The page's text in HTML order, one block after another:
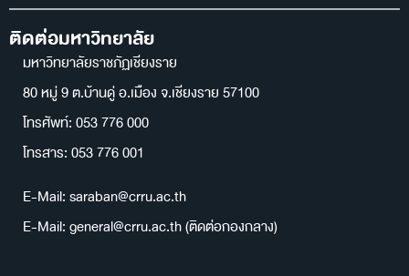
ติดต่อมหาวิทยาลัย
มหาวิทยาลัยราชภัฏเชียงราย
80 หมู่ 9 ต.บ้านดู่ อ.เมือง จ.เชียงราย 57100
โทรศัพท์: 053 776 000
โทรสาร: 053 776 001
E-Mail: saraban@crru.ac.th
E-Mail: general@crru.ac.th (ติดต่อกองกลาง)